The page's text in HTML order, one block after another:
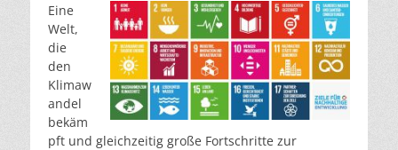
Eine
Welt,
die
den
Klimaw
andel
bekäm
pft und gleichzeitig große Fortschritte zur